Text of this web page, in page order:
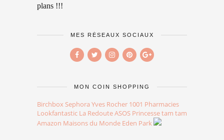
plans !!!
MES RÉSEAUX SOCIAUX
MON COIN SHOPPING
Birchbox Sephora Yves Rocher 1001 Pharmacies
Lookfantastic La RedouteASOS Princesse tam tam
Amazon Maisons du Monde Eden Park